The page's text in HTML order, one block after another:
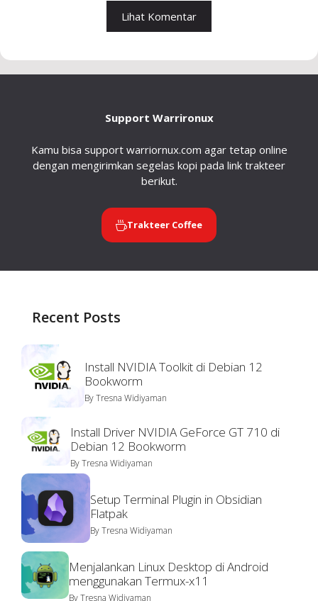
Lihat Komentar
Support Warrironux
Kamu bisa support warriornux.com agar tetap online
dengan mengirimkan segelas kopi pada link trakteer
berikut.
Trakteer Coffee
Recent Posts
Install NVIDIA Toolkit di Debian 12
Bookworm
ByTresna Widiyaman
Install Driver NVIDIA GeForce GT 710 di
Debian 12 Bookworm
ByTresna Widiyaman
Setup Terminal Plugin in Obsidian
Flatpak
ByTresna Widiyaman
Menjalankan Linux Desktop di Android
menggunakan Termux-x11
ByTresna Widiyaman